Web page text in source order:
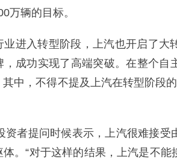
万辆的目标。
进入转型阶段，上汽也开启了大
成功实现了高端突破。在整个自
中，不得不提及上汽在转型阶段
资者提问时候表示，上汽很难接
。“对于这样的结果，上汽是不